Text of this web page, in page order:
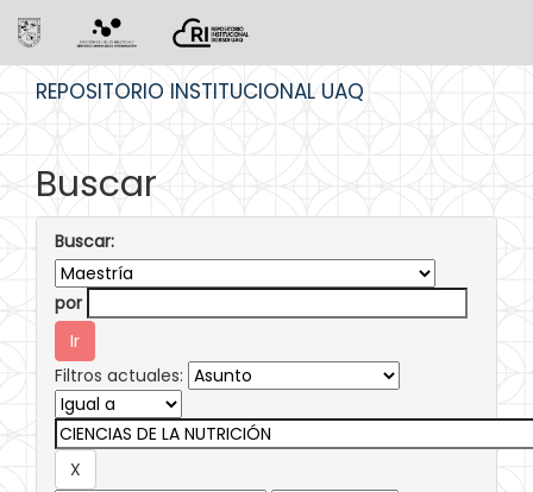
REPOSITORIO INSTITUCIONAL UAQ
Buscar
Buscar:
por
Filtros actuales: